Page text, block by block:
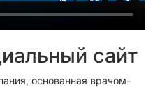
сайт
основанная врачом-